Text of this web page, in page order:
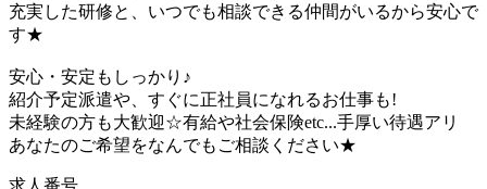
充実した研修と、いつでも相談できる仲間がいるから安心で
す★
安心・安定もしっかり♪
紹介予定派遣や、すぐに正社員になれるお仕事も!
未経験の方も大歓迎☆有給や社会保険etc...手厚い待遇アリ
あなたのご希望をなんでもご相談ください★
求人番号